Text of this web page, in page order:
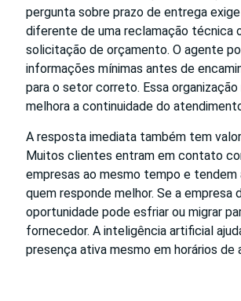
pergunta sobre prazo de entrega
diferente de uma reclamação técnica
solicitação de orçamento. O agente
informações mínimas antes de
para o setor correto. Essa
melhora a continuidade do
A resposta imediata também tem
Muitos clientes entram em contato
empresas ao mesmo tempo e tendem
quem responde melhor. Se a empresa
oportunidade pode esfriar ou migrar
fornecedor. A inteligência artificial
presença ativa mesmo em horários de